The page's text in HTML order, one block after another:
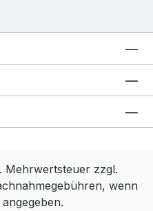
Mehrwertsteuer zzgl.
wenn